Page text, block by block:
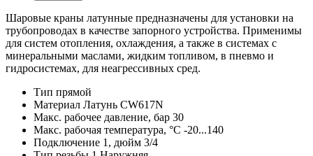
Шаровые краны латунные предназначены для установки на
трубопроводах в качестве запорного устройства. Применимы
для систем отопления, охлаждения, а также в системах с
минеральными маслами, жидким топливом, в пневмо и
гидросистемах, для неагрессивных сред.
Тип прямой
Материал Латунь CW617N
Макс. рабочее давление, бар 30
Макс. рабочая температура, °С -20...140
Подключение 1, дюйм 3/4